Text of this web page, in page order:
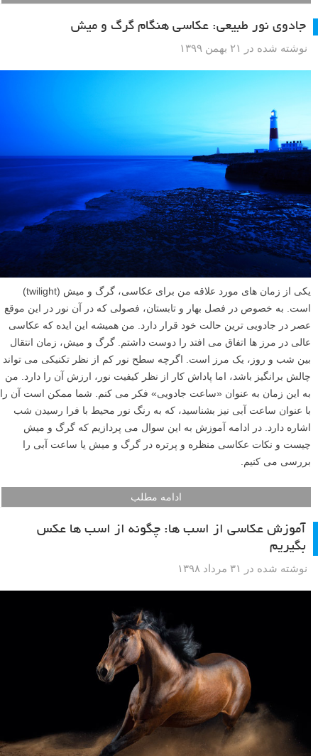
جادوی نور طبیعی: عکاسی هنگام گرگ و میش
نوشته شده در ۲۱ بهمن ۱۳۹۹
یکی از زمان های مورد علاقه من برای عکاسی، گرگ و میش (twilight)
است. به خصوص در فصل بهار و تابستان، فصولی که در آن نور در این موقع
عصر در جادویی ترین حالت خود قرار دارد. من همیشه این ایده که عکاسی
عالی در مرز ها اتفاق می افتد را دوست داشتم. گرگ و میش، زمان انتقال
بین شب و روز، یک مرز است. اگرچه سطح نور کم از نظر تکنیکی می تواند
چالش برانگیز باشد، اما پاداش کار از نظر کیفیت نور، ارزش آن را دارد. من
به این زمان به عنوان «ساعت جادویی» فکر می کنم. شما ممکن است آن را
با عنوان ساعت آبی نیز بشناسید، که به رنگ نور محیط با فرا رسیدن شب
اشاره دارد. در ادامه آموزش به این سوال می پردازیم که گرگ و میش
چیست و نکات عکاسی منظره و پرتره در گرگ و میش یا ساعت آبی را
بررسی می کنیم.
ادامه مطلب
آموزش عکاسی از اسب ها: چگونه از اسب ها عکس
بگیریم
نوشته شده در ۳۱ مرداد ۱۳۹۸